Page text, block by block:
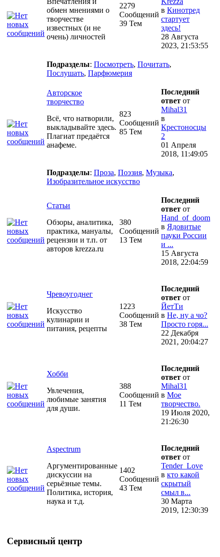
обмен мнениями о
творчестве
известных (и не
очень) личностей
2279
Сообщений
39 Тем
в Кинотред
стартует
здесь!
28 Августа
2023, 21:53:55
Подразделы: Посмотреть, Почитать,
Послушать, Парфюмерия
Авторское
творчество
Всё, что натворили,
выкладывайте здесь.
Плагиат предаётся
анафеме.
823
Сообщений
85 Тем
Последний
ответ от
Mihal31
в
Крестоносцы
2
01 Апреля
2018, 11:49:05
Подразделы: Проза, Поэзия, Музыка,
Изобразительное искусство
Статьи
Обзоры, аналитика,
практика, мануалы,
рецензии и т.п. от
авторов krezza.ru
380
Сообщений
13 Тем
Последний
ответ от
Hand_of_doom
в Ядовитые
пауки России
и ...
15 Августа
2018, 22:04:59
Чревоугоднег
Искусство
кулинарии и
питания, рецепты
1223
Сообщений
38 Тем
Последний
ответ от
ЙетТи
в Не, ну а чо?
Просто горя...
22 Декабря
2021, 20:04:27
Хобби
Увлечения,
любимые занятия
для души.
388
Сообщений
11 Тем
Последний
ответ от
Mihal31
в Мое
творчество.
19 Июля 2020,
21:26:30
Aspectrum
Аргументированные
дискуссии на
серьёзные темы.
Политика, история,
наука и т.д.
1402
Сообщений
43 Тем
Последний
ответ от
Tender_Love
в кто какой
скрытый
смыл в...
30 Марта
2019, 12:30:39
Сервисный центр